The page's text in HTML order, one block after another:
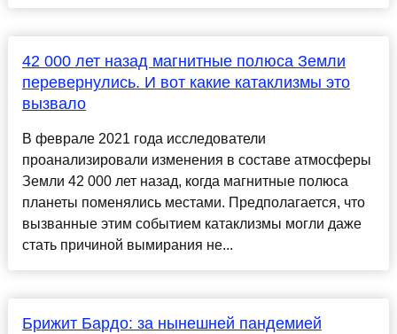
42 000 лет назад магнитные полюса Земли
перевернулись. И вот какие катаклизмы это
вызвало
В феврале 2021 года исследователи
проанализировали изменения в составе атмосферы
Земли 42 000 лет назад, когда магнитные полюса
планеты поменялись местами. Предполагается, что
вызванные этим событием катаклизмы могли даже
стать причиной вымирания не...
Брижит Бардо: за нынешней пандемией